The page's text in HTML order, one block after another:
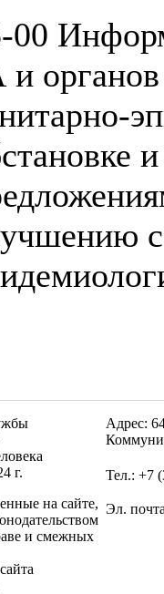
00
и
г.
на сайте,
и смежных
Адрес:
Тел.: +7
Эл.